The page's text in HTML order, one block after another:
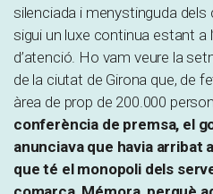
silenciada i menystinguda
sigui un luxe continua estant a
d’atenció. Ho vam veure la
de la ciutat de Girona que, de
àrea de prop de 200.000
conferència de premsa, el
anunciava que havia arribat
que té el monopoli dels